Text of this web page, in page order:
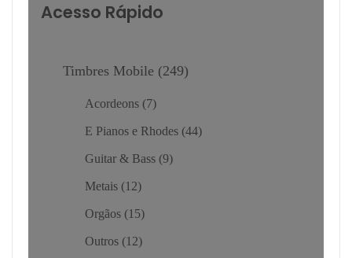
Acesso Rápido
Timbres Mobile 249
Acordeons 7
E Pianos e Rhodes 44
Guitar & Bass 9
Metais 12
Orgãos 15
Outros 12